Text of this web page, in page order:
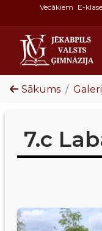
Vecākiem E-klase
Sākums
7.c